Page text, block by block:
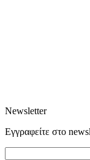
Newsletter
Εγγραφείτε στo